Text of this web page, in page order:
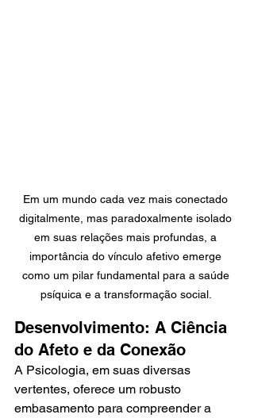
Em um mundo cada vez mais conectado
digitalmente, mas paradoxalmente isolado
em suas relações mais profundas, a
importância do vínculo afetivo emerge
como um pilar fundamental para a saúde
psíquica e a transformação social.
Desenvolvimento: A Ciência
do Afeto e da Conexão
A Psicologia, em suas diversas
vertentes, oferece um robusto
embasamento para compreender a